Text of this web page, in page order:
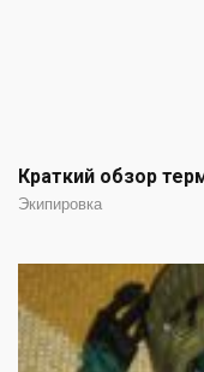
Краткий обзор
Экипировка